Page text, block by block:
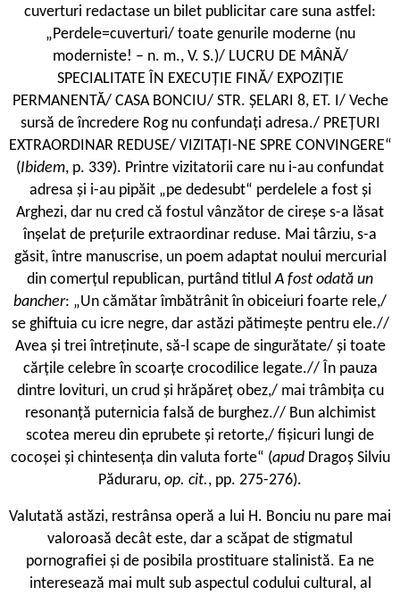
cuverturi redactase un bilet publicitar care suna astfel:
„Perdele=cuverturi/ toate genurile moderne (nu
moderniste! – n. m., V. S.)/ LUCRU DE MÂNĂ/
SPECIALITATE ÎN EXECUȚIE FINĂ/ EXPOZIȚIE
PERMANENTĂ/ CASA BONCIU/ STR. ȘELARI 8, ET. I/ Veche
sursă de încredere Rog nu confundați adresa./ PREȚURI
EXTRAORDINAR REDUSE/ VIZITAȚI-NE SPRE CONVINGERE“
(Ibidem, p. 339). Printre vizitatorii care nu i-au confundat
adresa și i-au pipăit „pe dedesubt“ perdelele a fost și
Arghezi, dar nu cred că fostul vânzător de cireșe s-a lăsat
înșelat de prețurile extraordinar reduse. Mai târziu, s-a
găsit, între manuscrise, un poem adaptat noului mercurial
din comerțul republican, purtând titlulA fost odată un
bancher: „Un cămătar îmbătrânit în obiceiuri foarte rele,/
se ghiftuia cu icre negre, dar astăzi pătimește pentru ele.//
Avea și trei întreținute, să-l scape de singurătate/ și toate
cărțile celebre în scoarțe crocodilice legate.// În pauza
dintre lovituri, un crud și hrăpăreț obez,/ mai trâmbița cu
resonanță puternicia falsă de burghez.// Bun alchimist
scotea mereu din eprubete și retorte,/ fișicuri lungi de
cocoșei și chintesența din valuta forte“ (apud Dragoș Silviu
Păduraru, op. cit., pp. 275-276).
Valutată astăzi, restrânsa operă a lui H. Bonciu nu pare mai
valoroasă decât este, dar a scăpat de stigmatul
pornografiei și de posibila prostituare stalinistă. Ea ne
interesează mai mult sub aspectul codului cultural, al